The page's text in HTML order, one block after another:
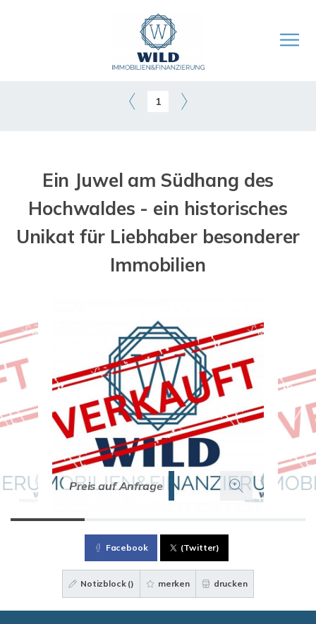
1
Ein Juwel am Südhang des
Hochwaldes - ein historisches
Unikat für Liebhaber besonderer
Immobilien
Preis auf Anfrage
Facebook (Twitter)
Notizblock () merken drucken